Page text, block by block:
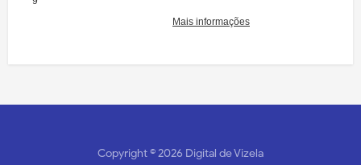
Copyright ©2026 Digital de Vizela